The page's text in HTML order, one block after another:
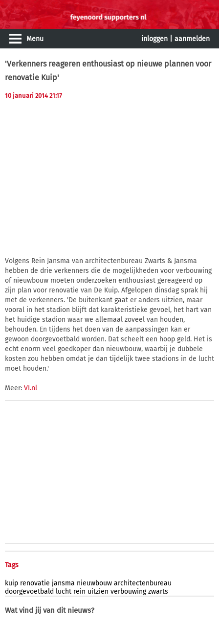
Menu inloggen aanmelden
'Verkenners reageren enthousiast op nieuwe plannen voor
renovatie Kuip'
10 januari 2014 21:17
Volgens Rein Jansma van architectenbureau Zwarts & Jansma
hebben de drie verkenners die de mogelijkheden voor verbouwing
of nieuwbouw moeten onderzoeken enthousiast gereageerd op
zijn plan voor renovatie van De Kuip. Afgelopen dinsdag sprak hij
met de verkenners. 'De buitenkant gaat er anders uitzien, maar
vooral in het stadion blijft dat karakteristieke gevoel, het hart van
het huidige stadion waar we allemaal zoveel van houden,
behouden. En tijdens het doen van de aanpassingen kan er
gewoon doorgevoetbald worden. Dat scheelt een hoop geld. Het is
echt enorm veel goedkoper dan nieuwbouw, waarbij je dubbele
kosten zou hebben omdat je dan tijdelijk twee stadions in de lucht
moet houden.'
Meer: VI.nl
Tags
kuip renovatie jansma nieuwbouw architectenbureau
doorgevoetbald lucht rein uitzien verbouwing zwarts
Wat vind jij van dit nieuws?